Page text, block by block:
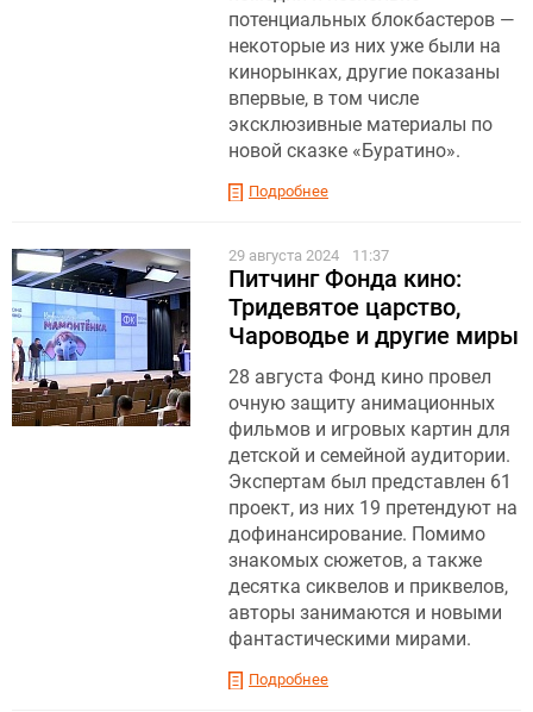
потенциальных блокбастеров —
некоторые из них уже были на
кинорынках, другие показаны
впервые, в том числе
эксклюзивные материалы по
новой сказке «Буратино».
Подробнее
29 августа 2024 11:37
Питчинг Фонда кино:
Тридевятое царство,
Чароводье и другие миры
28 августа Фонд кино провел
очную защиту анимационных
фильмов и игровых картин для
детской и семейной аудитории.
Экспертам был представлен 61
проект, из них 19 претендуют на
дофинансирование. Помимо
знакомых сюжетов, а также
десятка сиквелов и приквелов,
авторы занимаются и новыми
фантастическими мирами.
Подробнее